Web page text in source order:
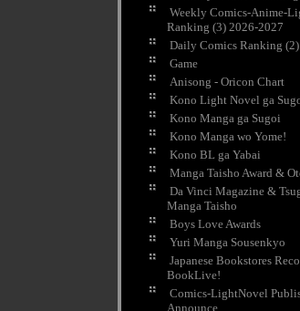
Weekly Comics-Anime-
Ranking (3) 2026-2027
Daily Comics Ranking
Game
Anisong - Oricon Chart
Kono Light Novel ga
Kono Manga ga Sugoi
Kono Manga wo Yome!
Kono BL ga Yabai
Manga Taisho Award &
Da Vinci Magazine &
Manga Taisho
Boys Love Awards
Yuri Manga Sousenkyo
Japanese Bookstores
BookLive!
Comics-LightNovel
Announce